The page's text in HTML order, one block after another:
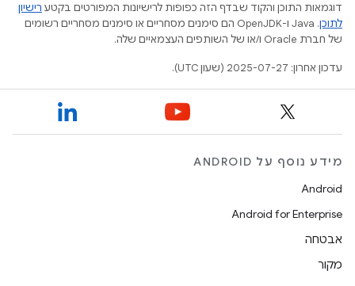
דוגמאות התוכן והקוד שבדף הזה כפופות לרישיונות המפורטים בקטע רישיון
לתוכן
.‏ Java ו-OpenJDK הם סימנים מסחריים או סימנים מסחריים רשומים
של חברת Oracle ו/או של השותפים העצמאיים שלה.
עדכון אחרון: 2025-07-27 (שעון UTC).
מידע נוסף על ANDROID
Android
Android for Enterprise
אבטחה
מקור